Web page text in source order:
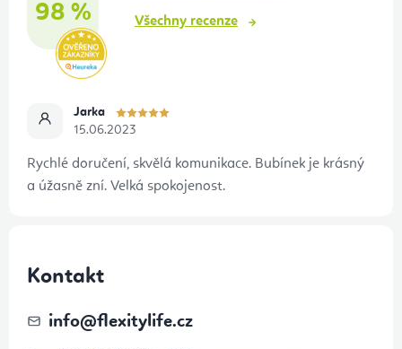
98 % Všechny recenze
Jarka
15.06.2023
Rychlé doručení, skvělá komunikace. Bubínek je krásný
a úžasně zní. Velká spokojenost.
Kontakt
info@flexitylife.cz